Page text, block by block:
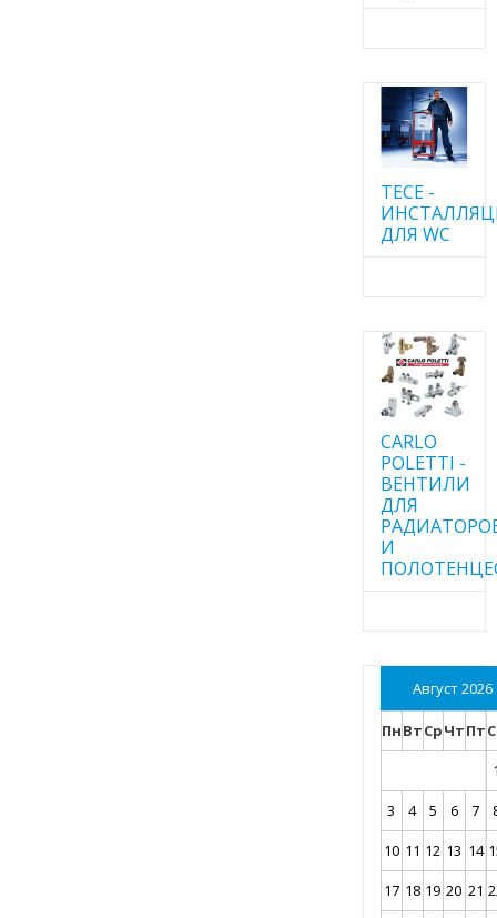
TECE -
ДЛЯ WC
CARLO
POLETTI -
ВЕНТИЛИ
ДЛЯ
И
Август 2026
ПнВтСрЧтПт
3
4 5 6 7
10 11 12 13 14
17 18 19 20 21